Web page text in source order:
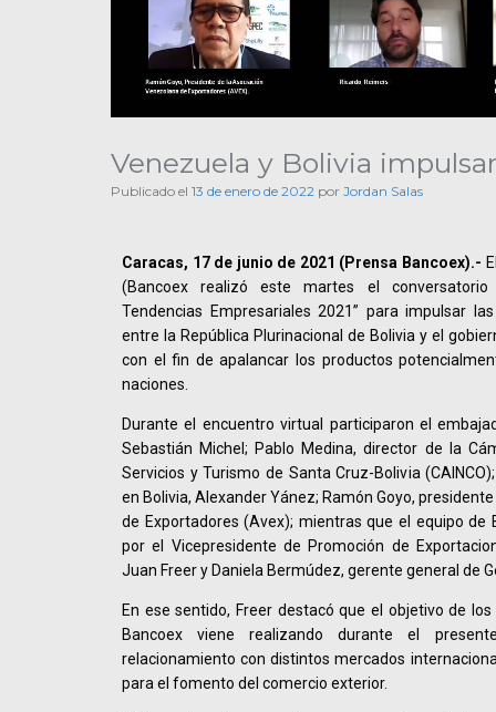
Venezuela y Bolivia
Publicado el 13 de enero de 2022 por Jordan Salas
Caracas, 17 de junio de 2021 (Prensa Bancoex).-
(Bancoex realizó este martes el conversatorio
Tendencias Empresariales 2021” para impulsar
entre la República Plurinacional de Bolivia y el
con el fin de apalancar los productos
naciones.
Durante el encuentro virtual participaron el
Sebastián Michel; Pablo Medina, director de la
Servicios y Turismo de Santa Cruz-Bolivia
en Bolivia, Alexander Yánez; Ramón Goyo,
de Exportadores (Avex); mientras que el equipo de
por el Vicepresidente de Promoción de
Juan Freer y Daniela Bermúdez, gerente general de
En ese sentido, Freer destacó que el objetivo de
Bancoex viene realizando durante el
relacionamiento con distintos mercados
para el fomento del comercio exterior.